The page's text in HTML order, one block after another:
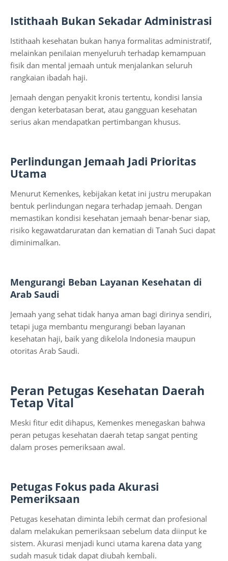
Istithaah Bukan Sekadar Administrasi
Istithaah kesehatan bukan hanya formalitas administratif,
melainkan penilaian menyeluruh terhadap kemampuan
fisik dan mental jemaah untuk menjalankan seluruh
rangkaian ibadah haji.
Jemaah dengan penyakit kronis tertentu, kondisi lansia
dengan keterbatasan berat, atau gangguan kesehatan
serius akan mendapatkan pertimbangan khusus.
Perlindungan Jemaah Jadi Prioritas
Utama
Menurut Kemenkes, kebijakan ketat ini justru merupakan
bentuk perlindungan negara terhadap jemaah. Dengan
memastikan kondisi kesehatan jemaah benar-benar siap,
risiko kegawatdaruratan dan kematian di Tanah Suci dapat
diminimalkan.
Mengurangi Beban Layanan Kesehatan di
Arab Saudi
Jemaah yang sehat tidak hanya aman bagi dirinya sendiri,
tetapi juga membantu mengurangi beban layanan
kesehatan haji, baik yang dikelola Indonesia maupun
otoritas Arab Saudi.
Peran Petugas Kesehatan Daerah
Tetap Vital
Meski fitur edit dihapus, Kemenkes menegaskan bahwa
peran petugas kesehatan daerah tetap sangat penting
dalam proses pemeriksaan awal.
Petugas Fokus pada Akurasi
Pemeriksaan
Petugas kesehatan diminta lebih cermat dan profesional
dalam melakukan pemeriksaan sebelum data diinput ke
sistem. Akurasi menjadi kunci utama karena data yang
sudah masuk tidak dapat diubah kembali.